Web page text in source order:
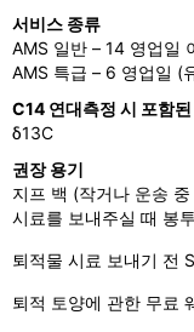
서비스 종류
AMS 일반 – 14 영업일
AMS 특급 – 6 영업일 (
C14 연대측정 시 포함된
δ13C
권장 용기
지프 백 (작거나 운송
시료를 보내주실 때 봉
퇴적물 시료 보내기 전
퇴적 토양에 관한 무료